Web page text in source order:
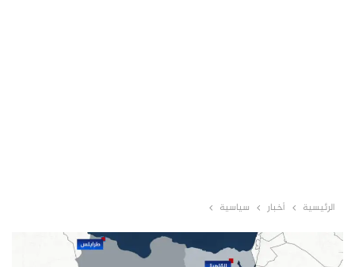
الرئيسية أخبار سياسية